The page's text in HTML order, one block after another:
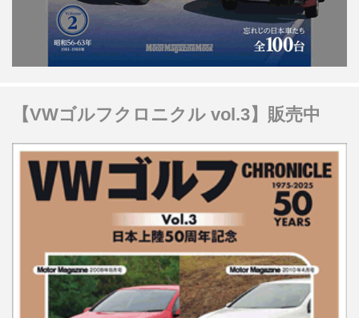
【VWゴルフクロニクル vol.3】販売中